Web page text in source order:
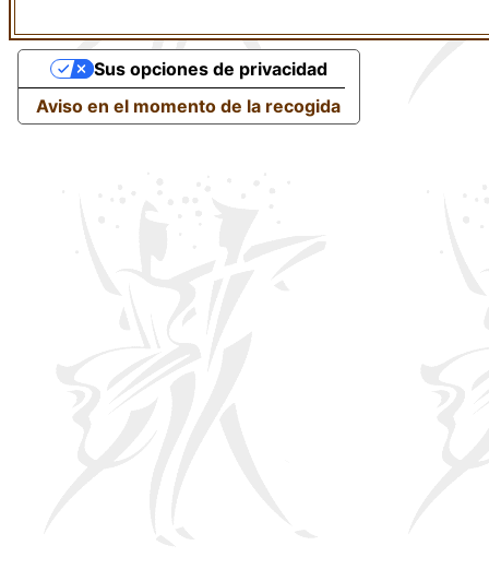
Aviso en el momento de la recogida
Sus opciones de privacidad